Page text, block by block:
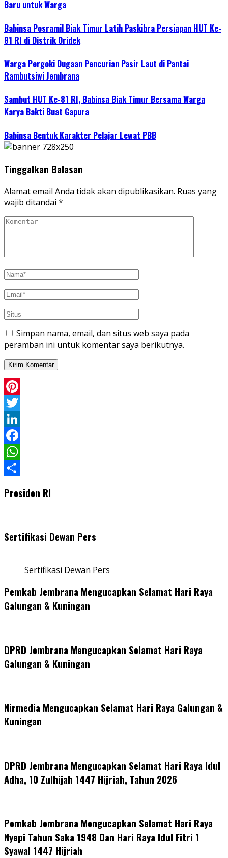
Baru untuk Warga
Babinsa Posramil Biak Timur Latih Paskibra Persiapan HUT Ke-
81 RI di Distrik Oridek
Warga Pergoki Dugaan Pencurian Pasir Laut di Pantai
Rambutsiwi Jembrana
Sambut HUT Ke-81 RI, Babinsa Biak Timur Bersama Warga
Karya Bakti Buat Gapura
Babinsa Bentuk Karakter Pelajar Lewat PBB
Tinggalkan Balasan
Alamat email Anda tidak akan dipublikasikan. Ruas yang
wajib ditandai *
Simpan nama, email, dan situs web saya pada
peramban ini untuk komentar saya berikutnya.
Pinterest
Twitter
LinkedIn
Facebook
WhatsApp
Presiden RI
Sertifikasi Dewan Pers
Sertifikasi Dewan Pers
Pemkab Jembrana Mengucapkan Selamat Hari Raya
Galungan & Kuningan
DPRD Jembrana Mengucapkan Selamat Hari Raya
Galungan & Kuningan
Nirmedia Mengucapkan Selamat Hari Raya Galungan &
Kuningan
DPRD Jembrana Mengucapkan Selamat Hari Raya Idul
Adha, 10 Zulhijah 1447 Hijriah, Tahun 2026
Pemkab Jembrana Mengucapkan Selamat Hari Raya
Nyepi Tahun Saka 1948 Dan Hari Raya Idul Fitri 1
Syawal 1447 Hijriah